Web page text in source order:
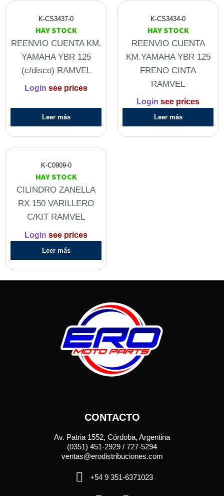
K-CS3437-0
HAY STOCK
REENVIO CUENTA KM.
YAMAHA YBR 125
(c/disco) RAMVEL
Login see prices
Leer más
K-CS3434-0
HAY STOCK
REENVIO CUENTA
KM.YAMAHA YBR 125
FRENO CINTA
RAMVEL
Login see prices
Leer más
K-C0909-0
HAY STOCK
CILINDRO ZANELLA
RX 150 VARILLERO
C/KIT RAMVEL
Login see prices
Leer más
CONTACTO
Av. Patria 1552, Córdoba, Argentina
(0351) 451-2929 / 727-5294
ventas@erodistribuciones.com
+54 9 351-6371023